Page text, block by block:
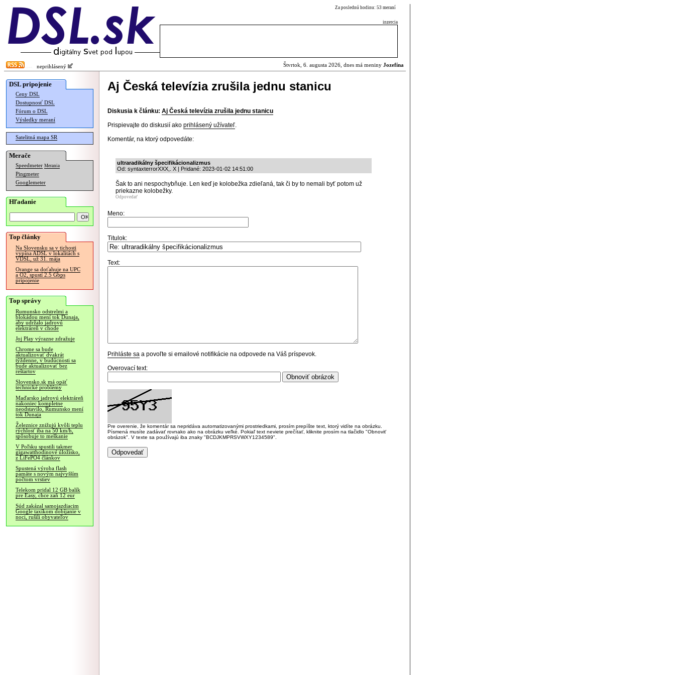
Za poslednú hodinu: 53 meraní
inzercia
neprihlásený Štvrtok, 6. augusta 2026, dnes má meniny Jozefína
DSL pripojenie
Ceny DSL
Dostupnosť DSL
Fórum o DSL
Výsledky meraní
Satelitná mapa SR
Merače
Speedmeter Merania
Pingmeter
Googlemeter
Hľadanie
Top články
Na Slovensku sa v tichosti
vypína ADSL v lokalitách s
VDSL, už 31. mája
Orange sa doťahuje na UPC
a O2, spustí 2.5 Gbps
pripojenie
Top správy
Rumunsko odstrelmi a
blokádou mení tok Dunaja,
aby udržalo jadrovú
elektráreň v chode
Joj Play výrazne zdražuje
Chrome sa bude
aktualizovať dvakrát
týždenne, v budúcnosti sa
bude aktualizovať bez
reštartov
Slovensko.sk má opäť
technické problémy
Maďarsko jadrovú elektráreň
nakoniec kompletne
neodstavilo, Rumunsko mení
tok Dunaja
Železnice znižujú kvôli teplu
rýchlosť iba na 50 km/h,
spôsobuje to meškanie
V Poľsku spustili takmer
gigawatthodinové úložisko,
z LiFePO4 článkov
Spustená výroba flash
pamäte s novým najvyšším
počtom vrstiev
Telekom pridal 12 GB balík
pre Easy, chce zaň 12 eur
Súd zakázal samojazdiacim
Google taxíkom dobíjanie v
noci, rušili obyvateľov
Aj Česká televízia zrušila jednu stanicu
Diskusia k článku: Aj Česká televízia zrušila jednu stanicu
Prispievajte do diskusií ako prihlásený užívateľ.
Komentár, na ktorý odpovedáte:
ultraradikálny špecifikácionalizmus
Od: syntaxterrorXXX,. X | Pridané: 2023-01-02 14:51:00
Šak to ani nespochybňuje. Len keď je kolobežka zdieľaná, tak či by to nemali byť potom už
priekazne kolobežky.
Odpovedať
Meno:
Titulok:
Text:
Prihláste sa a povoľte si emailové notifikácie na odpovede na Váš príspevok.
Overovací text:
Pre overenie, že komentár sa nepridáva automatizovanými prostriedkami, prosím prepíšte text, ktorý vidíte na obrázku.
Písmená musíte zadávať rovnako ako na obrázku veľké. Pokiaľ text neviete prečítať, kliknite prosím na tlačidlo "Obnoviť
obrázok". V texte sa používajú iba znaky "BCDJKMPRSVWXY1234589".